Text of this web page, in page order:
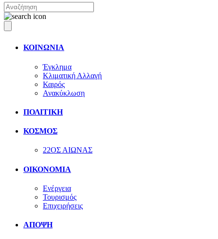
ΚΟΙΝΩΝΙΑ
Έγκλημα
Κλιματική Αλλαγή
Καιρός
Ανακύκλωση
ΠΟΛΙΤΙΚΗ
ΚΟΣΜΟΣ
22ΟΣ ΑΙΩΝΑΣ
ΟΙΚΟΝΟΜΙΑ
Ενέργεια
Τουρισμός
Επιχειρήσεις
ΑΠΟΨΗ